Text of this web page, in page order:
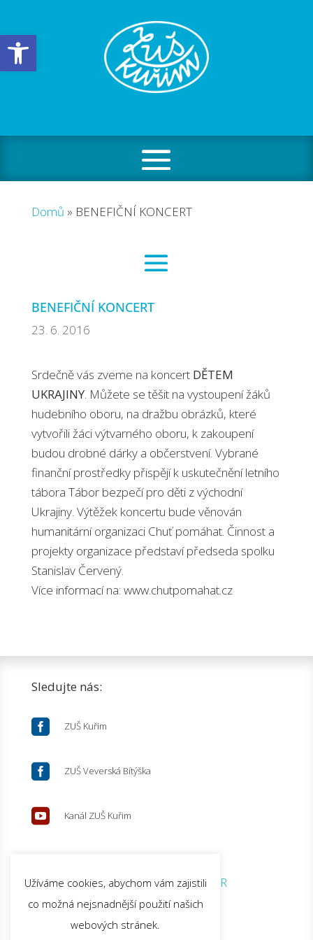
Open toolbar
Domů » BENEFIČNÍ KONCERT
BENEFIČNÍ KONCERT
23. 6. 2016
Srdečně vás zveme na koncert DĚTEM
UKRAJINY. Můžete se těšit na vystoupení žáků
hudebního oboru, na dražbu obrázků, které
vytvořili žáci výtvarného oboru, k zakoupení
budou drobné dárky a občerstvení. Vybrané
finanční prostředky přispějí k uskutečnění letního
tábora Tábor bezpečí pro děti z východní
Ukrajiny. Výtěžek koncertu bude věnován
humanitární organizaci Chuť pomáhat. Činnost a
projekty organizace představí předseda spolku
Stanislav Červený.
Více informací na: www.chutpomahat.cz
Sledujte nás:
 ZUŠ Kuřim
 ZUŠ Veverská Bítýška
 Kanál ZUŠ Kuřim
© 2026 ZUŠ Kuřim |GDPR
Užíváme cookies, abychom vám zajistili
co možná nejsnadnější použití našich
webových stránek.